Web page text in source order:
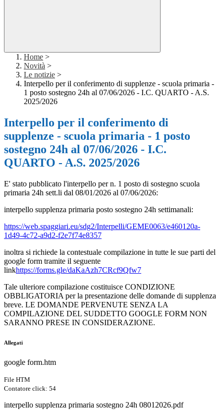
Home >
Novità >
Le notizie >
Interpello per il conferimento di supplenze - scuola primaria -
1 posto sostegno 24h al 07/06/2026 - I.C. QUARTO - A.S.
2025/2026
Interpello per il conferimento di
supplenze - scuola primaria - 1 posto
sostegno 24h al 07/06/2026 - I.C.
QUARTO - A.S. 2025/2026
E' stato pubblicato l'interpello per n. 1 posto di sostegno scuola
primaria 24h sett.li dal 08/01/2026 al 07/06/2026:
interpello supplenza primaria posto sostegno 24h settimanali:
https://web.spaggiari.eu/sdg2/Interpelli/GEME0063/e460120a-
1d49-4c72-a9d2-f2e7f74e8357
inoltra si richiede la contestuale compilazione in tutte le sue parti del
google form tramite il seguente
linkhttps://forms.gle/daKaAzh7CRcf9Qfw7
Tale ulteriore compilazione costituisce CONDIZIONE
OBBLIGATORIA per la presentazione delle domande di supplenza
breve. LE DOMANDE PERVENUTE SENZA LA
COMPILAZIONE DEL SUDDETTO GOOGLE FORM NON
SARANNO PRESE IN CONSIDERAZIONE.
Allegati
google form.htm
File HTM
Contatore click: 54
interpello supplenza primaria sostegno 24h 08012026.pdf